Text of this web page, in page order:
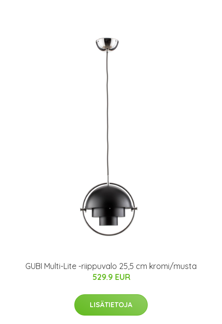
GUBI Multi-Lite -riippuvalo 25,5 cm kromi/musta
529.9 EUR
LISÄTIETOJA